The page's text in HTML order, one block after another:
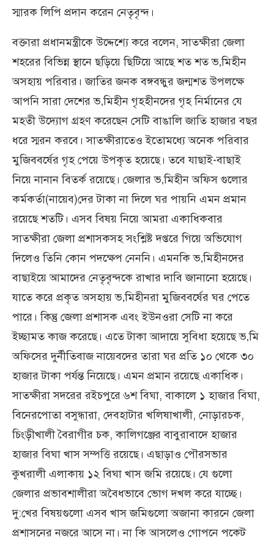
স্মারক লিপি প্রদান করেন নেতৃবৃন্দ।
বক্তারা প্রধানমন্ত্রীকে উদ্দেশ্যে করে বলেন, সাতক্ষীরা জেলা
শহরের বিভিন্ন স্থানে ছড়িয়ে ছিটিয়ে আছে শত শত ভ‚মিহীন
অসহায় পরিবার। জাতির জনক বঙ্গবন্ধুর জন্মশত উপলক্ষে
আপনি সারা দেশের ভ‚মিহীন গৃহহীনদের গৃহ নির্মানের যে
মহতী উদ্যোগ গ্রহণ করেছেন সেটি বাঙালি জাতি হাজার বছর
ধরে স্মরন করবে। সাতক্ষীরাতেও ইতোমধ্যে অনেক পরিবার
মুজিববর্ষের গৃহ পেয়ে উপকৃত হয়েছে। তবে যাছাই-বাছাই
নিয়ে নানান বিতর্ক রয়েছে। জেলার ভ‚মিহীন অফিস গুলোর
কর্মকর্তা(নায়েব)দের টাকা না দিলে ঘর পায়নি এমন প্রমান
রয়েছে শতটি। এসব বিষয় নিয়ে আমরা একাধিকবার
সাতক্ষীরা জেলা প্রশাসকসহ সংশ্লিষ্ট দপ্তরে গিয়ে অভিযোগ
দিলেও তিনি কোন পদক্ষেপ নেননি। এমনকি ভ‚মিহীনদের
বাছাইয়ে আমাদের নেতৃবৃন্দকে রাখার দাবি জানানো হয়েছে।
যাতে করে প্রকৃত অসহায় ভ‚মিহীনরা মুজিববর্ষের ঘর পেতে
পারে। কিন্তু জেলা প্রশাসক এবং ইউনওরা সেটি না করে
ইচ্ছামত কাজ করেছে। এতে টাকা আদায়ে সুবিধা হয়েছে ভ‚মি
অফিসের দুর্নীতিবাজ নায়েবদের তারা ঘর প্রতি ১০ থেকে ৩০
হাজার টাকা পর্যন্ত নিয়েছে। এমন প্রমান রয়েছে একাধিক।
সাতক্ষীরা সদরের রইচপুরে ৬শ বিঘা, বাকালে ১ হাজার বিঘা,
বিনেরপোতা বসুন্ধারা, দেবহাটার খলিষাখালী, নোড়ারচক,
চিংড়ীখালী বৈরাগীর চক, কালিগঞ্জের বাবুরাবাদে হাজার
হাজার বিঘা খাস সম্পত্তি রয়েছে। এছাড়াও পৌরসভার
কুখরালী এলাকায় ১২ বিঘা খাস জমি রয়েছে। যে গুলো
জেলার প্রভাবশালীরা অবৈধভাবে ভোগ দখল করে যাচ্ছে।
দু:খের বিষয়গুলো এসব খাস জমিগুলো অজানা কারনে জেলা
প্রশাসনের নজরে আসে না। না কি আসলেও গোপনে পকেট